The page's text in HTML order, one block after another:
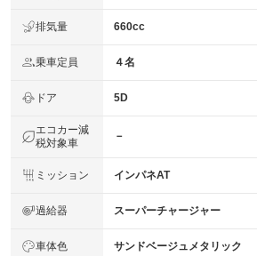
排気量 660cc
乗車定員 ４名
ドア 5D
エコカー減
税対象車
－
ミッション インパネAT
過給器 スーパーチャージャー
車体色 サンドベージュメタリック